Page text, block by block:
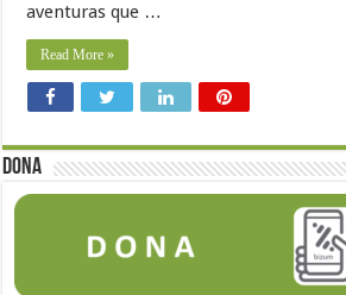
aventuras que …
Read More »
Dona